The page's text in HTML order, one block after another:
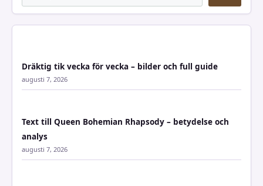
Dräktig tik vecka för vecka – bilder och full guide
augusti 7, 2026
Text till Queen Bohemian Rhapsody – betydelse och
analys
augusti 7, 2026